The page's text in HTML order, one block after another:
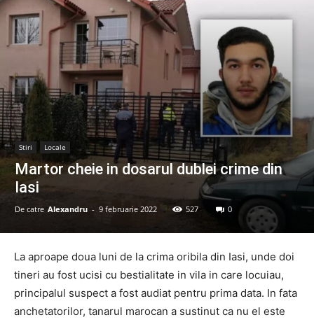
Stiri Locale
Martor cheie in dosarul dublei crime din
Iasi
De catre Alexandru - 9 februarie 2022 527 0
La aproape doua luni de la crima oribila din Iasi, unde doi
tineri au fost ucisi cu bestialitate in vila in care locuiau,
principalul suspect a fost audiat pentru prima data. In fata
anchetatorilor, tanarul marocan a sustinut ca nu el este